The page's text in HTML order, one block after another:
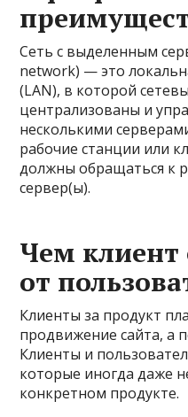
Сеть с выделенным
network) — это
(LAN), в которой
централизованы и
несколькими
рабочие станции или
должны обращаться к
сервер(ы).
Чем клиент
от
Клиенты за продукт
продвижение сайта, а
Клиенты и
которые иногда даже
конкретном продукте.